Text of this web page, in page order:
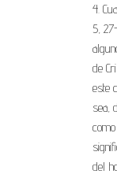
4.
5,
de
este
sea,
del